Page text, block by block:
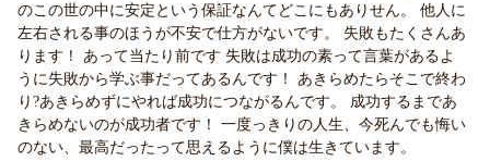
のこの世の中に安定という保証なんてどこにもありせん。 他人に
左右される事のほうが不安で仕方がないです。 失敗もたくさんあ
ります！ あって当たり前です 失敗は成功の素って言葉があるよ
うに失敗から学ぶ事だってあるんです！ あきらめたらそこで終わ
り?あきらめずにやれば成功につながるんです。 成功するまであ
きらめないのが成功者です！ 一度っきりの人生、今死んでも悔い
のない、最高だったって思えるように僕は生きています。